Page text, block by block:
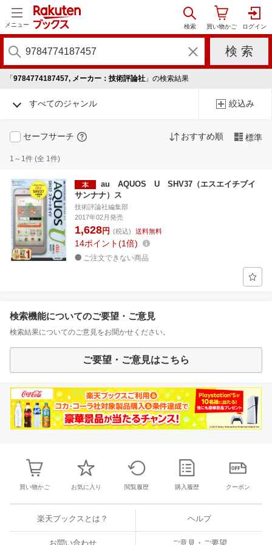
メニュー
「 9784774187457, メーカー：技術評論社 」の検索結果
すべてのジャンル 絞込み
セーフサーチ おすすめ順 標準
1～1件 (全 1件)
au AQUOS U SHV37（エスエイチブイ
サンナナ）ス
技術評論社編集部
2017年02月発売
1,628円 (税込) 送料無料
14ポイント 1倍
ご注文できない商品
検索機能についてのご要望・ご意見
検索結果についてのご意見をお聞かせください。
ご要望・ご意見はこちら
買い物かご お気に入り 閲覧履歴 購入履歴 クーポン
楽天ブックスとは？ ヘルプ
お問い合わせ ご意見・ご要望